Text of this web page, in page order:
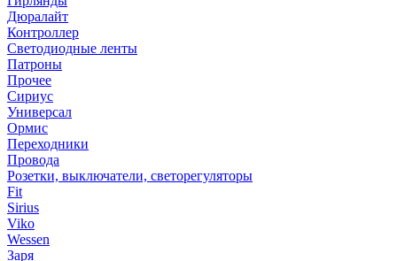
Дюралайт
Контроллер
Светодиодные ленты
Патроны
Прочее
Сириус
Универсал
Ормис
Переходники
Провода
Розетки, выключатели, светорегуляторы
Fit
Sirius
Viko
Wessen
Заря